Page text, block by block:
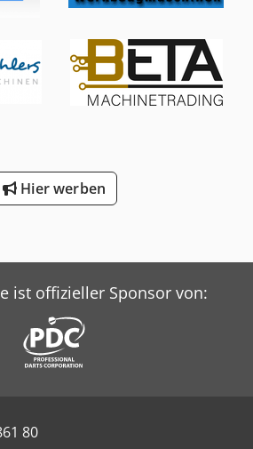
Hier werben
ist offizieller Sponsor von:
80